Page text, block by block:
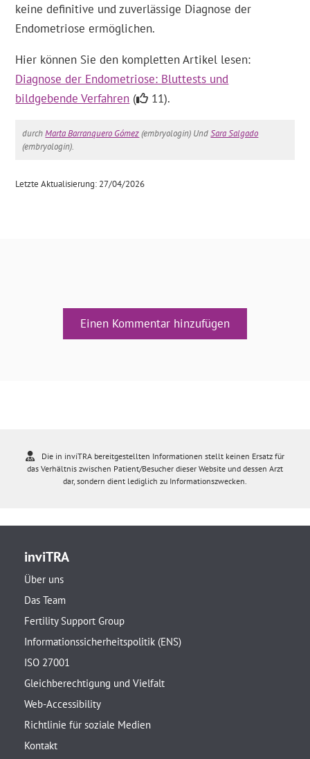
keine definitive und zuverlässige Diagnose der
Endometriose ermöglichen.
Hier können Sie den kompletten Artikel lesen:
Diagnose der Endometriose: Bluttests und
bildgebende Verfahren ( 11).
durchMarta Barranquero Gómez(embryologin) UndSara Salgado
(embryologin).
Letzte Aktualisierung: 27/04/2026
Einen Kommentar hinzufügen
Die in inviTRA bereitgestellten Informationen stellt keinen Ersatz für
das Verhältnis zwischen Patient/Besucher dieser Website und dessen Arzt
dar, sondern dient lediglich zu Informationszwecken.
inviTRA
Über uns
Das Team
Fertility Support Group
Informationssicherheitspolitik (ENS)
ISO 27001
Gleichberechtigung und Vielfalt
Web-Accessibility
Richtlinie für soziale Medien
Kontakt